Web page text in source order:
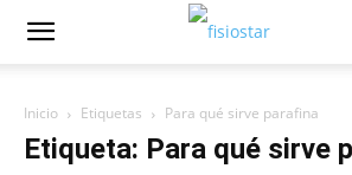
Inicio Etiquetas Para qué sirve parafina
Etiqueta: Para qué sirve